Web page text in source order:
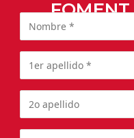
FOMENT